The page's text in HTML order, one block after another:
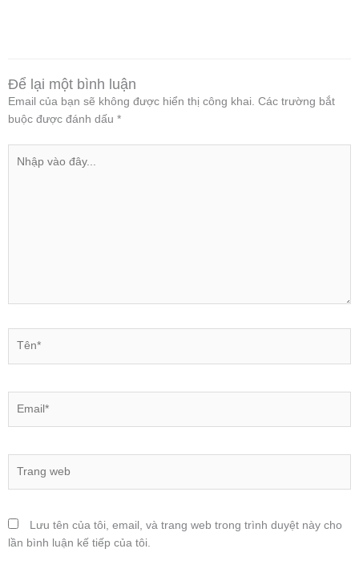
Để lại một bình luận
Email của bạn sẽ không được hiển thị công khai. Các trường bắt
buộc được đánh dấu *
Lưu tên của tôi, email, và trang web trong trình duyệt này cho
lần bình luận kế tiếp của tôi.